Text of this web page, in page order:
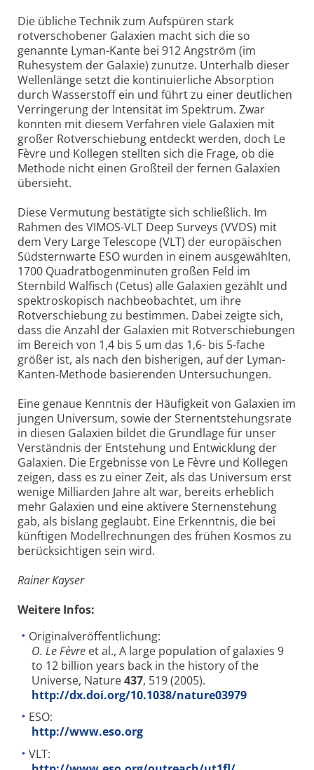
Die übliche Technik zum Aufspüren stark
rotverschobener Galaxien macht sich die so
genannte Lyman-Kante bei 912 Angström (im
Ruhesystem der Galaxie) zunutze. Unterhalb dieser
Wellenlänge setzt die kontinuierliche Absorption
durch Wasserstoff ein und führt zu einer deutlichen
Verringerung der Intensität im Spektrum. Zwar
konnten mit diesem Verfahren viele Galaxien mit
großer Rotverschiebung entdeckt werden, doch Le
Fèvre und Kollegen stellten sich die Frage, ob die
Methode nicht einen Großteil der fernen Galaxien
übersieht.
Diese Vermutung bestätigte sich schließlich. Im
Rahmen des VIMOS-VLT Deep Surveys (VVDS) mit
dem Very Large Telescope (VLT) der europäischen
Südsternwarte ESO wurden in einem ausgewählten,
1700 Quadratbogenminuten großen Feld im
Sternbild Walfisch (Cetus) alle Galaxien gezählt und
spektroskopisch nachbeobachtet, um ihre
Rotverschiebung zu bestimmen. Dabei zeigte sich,
dass die Anzahl der Galaxien mit Rotverschiebungen
im Bereich von 1,4 bis 5 um das 1,6- bis 5-fache
größer ist, als nach den bisherigen, auf der Lyman-
Kanten-Methode basierenden Untersuchungen.
Eine genaue Kenntnis der Häufigkeit von Galaxien im
jungen Universum, sowie der Sternentstehungsrate
in diesen Galaxien bildet die Grundlage für unser
Verständnis der Entstehung und Entwicklung der
Galaxien. Die Ergebnisse von Le Fèvre und Kollegen
zeigen, dass es zu einer Zeit, als das Universum erst
wenige Milliarden Jahre alt war, bereits erheblich
mehr Galaxien und eine aktivere Sternenstehung
gab, als bislang geglaubt. Eine Erkenntnis, die bei
künftigen Modellrechnungen des frühen Kosmos zu
berücksichtigen sein wird.
Rainer Kayser
Weitere Infos:
Originalveröffentlichung:
O. Le Fèvre et al., A large population of galaxies 9
to 12 billion years back in the history of the
Universe, Nature437, 519 (2005).
http://dx.doi.org/10.1038/nature03979
ESO:
http://www.eso.org
VLT: